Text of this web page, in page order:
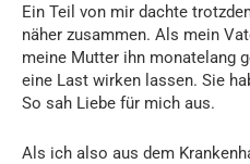
Ein Teil von mir dachte
näher zusammen. Als mein
meine Mutter ihn monatelang
eine Last wirken lassen. Sie
So sah Liebe für mich aus.
Als ich also aus dem